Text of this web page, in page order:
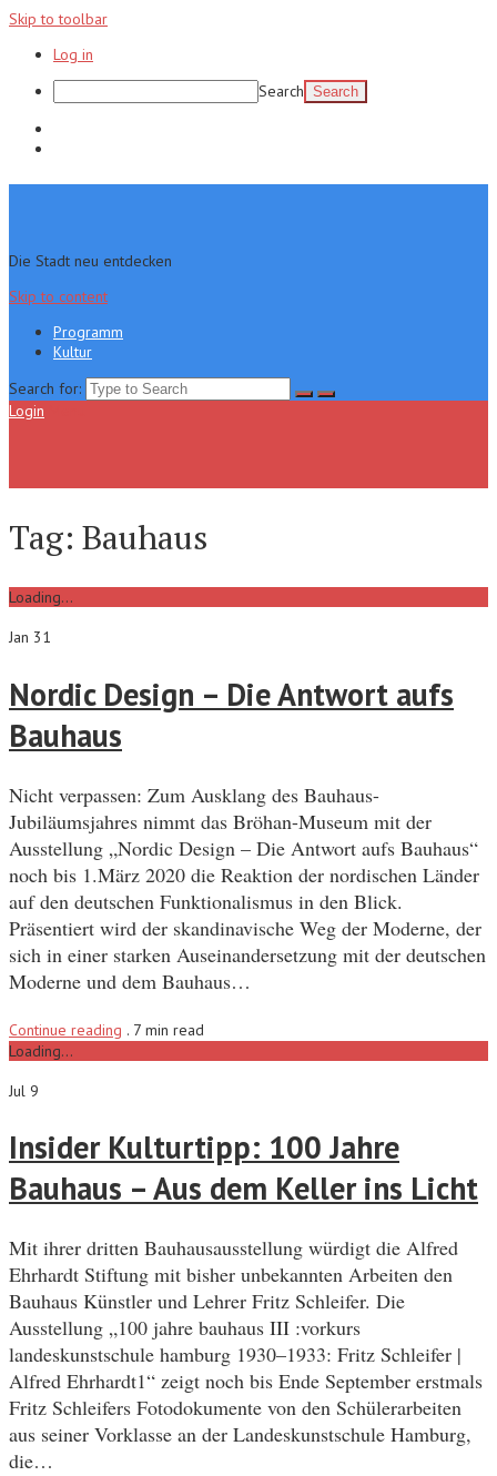
Skip to toolbar
Log in
Search
Die Stadt neu entdecken
Skip to content
Programm
Kultur
Search for:
Login
Tag: Bauhaus
Loading...
Jan 31
Nordic Design – Die Antwort aufs
Bauhaus
Nicht verpassen: Zum Ausklang des Bauhaus-
Jubiläumsjahres nimmt das Bröhan-Museum mit der
Ausstellung „Nordic Design – Die Antwort aufs Bauhaus“
noch bis 1.März 2020 die Reaktion der nordischen Länder
auf den deutschen Funktionalismus in den Blick.
Präsentiert wird der skandinavische Weg der Moderne, der
sich in einer starken Auseinandersetzung mit der deutschen
Moderne und dem Bauhaus…
Continue reading . 7 min read
Loading...
Jul 9
Insider Kulturtipp: 100 Jahre
Bauhaus – Aus dem Keller ins Licht
Mit ihrer dritten Bauhausausstellung würdigt die Alfred
Ehrhardt Stiftung mit bisher unbekannten Arbeiten den
Bauhaus Künstler und Lehrer Fritz Schleifer. Die
Ausstellung „100 jahre bauhaus III :vorkurs
landeskunstschule hamburg 1930–1933: Fritz Schleifer |
Alfred Ehrhardt1“ zeigt noch bis Ende September erstmals
Fritz Schleifers Fotodokumente von den Schülerarbeiten
aus seiner Vorklasse an der Landeskunstschule Hamburg,
die…